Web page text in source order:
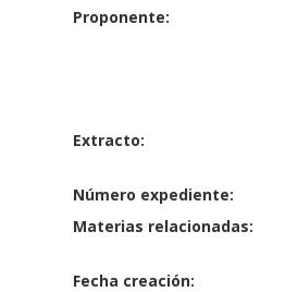
Proponente:
Extracto:
Número expediente:
Materias relacionadas:
Fecha creación: